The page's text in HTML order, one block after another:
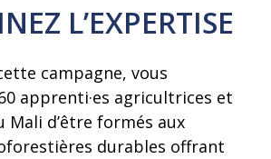
L’EXPERTISE
campagne, vous
apprenti·es agricultrices et
Mali d’être formés aux
durables offrant